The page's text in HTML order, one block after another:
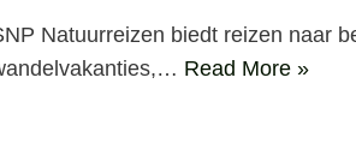
Natuurreizen biedt reizen naar
Read More »